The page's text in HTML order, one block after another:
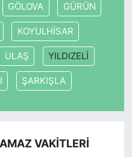
GÖLOVA GÜRÜN
KOYULHİSAR
ULAŞ YILDIZELİ
ŞARKIŞLA
VAKITLERI